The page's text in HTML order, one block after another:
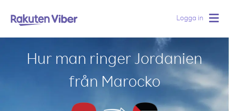
Logga in
Hur man ringer Jordanien
från Marocko